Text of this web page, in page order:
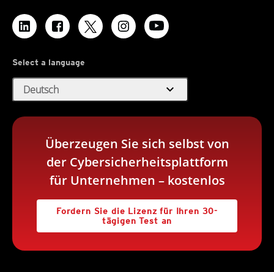
Select a language
Deutsch expand_more
Überzeugen Sie sich selbst von
der Cybersicherheitsplattform
für Unternehmen – kostenlos
Fordern Sie die Lizenz für Ihren 30-
tägigen Test an